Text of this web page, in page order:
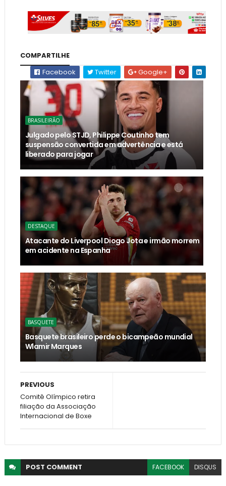
COMPARTILHE
Facebook
Twitter Google+
BRASILEIRÃO
Julgado pelo STJD, Philippe Coutinho tem
suspensão convertida em advertência e está
liberado para jogar
DESTAQUE
Atacante do Liverpool Diogo Jota e irmão morrem
em acidente na Espanha
BASQUETE
Basquete brasileiro perde o bicampeão mundial
Wlamir Marques
PREVIOUS
Comitê Olímpico retira
filiação da Associação
Internacional de Boxe
POST COMMENT FACEBOOK DISQUS